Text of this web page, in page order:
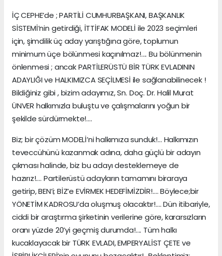
İÇ CEPHE’de ; PARTİLİ CUMHURBAŞKANI, BAŞKANLIK
SİSTEMİ’nin getirdiği, İTTİFAK MODELİ ile 2023 seçimleri
için, şimdilik üç aday yarıştığına göre, toplumun
minimum üçe bölünmesi kaçınılmaz!…. Bu bölünmenin
önlenmesi ; ancak PARTİLERÜSTÜ BİR TÜRK EVLADININ
ADAYLIĞI ve HALKIMIZCA SEÇİLMESİ ile sağlanabilinecek !
Bildiğiniz gibi , bizim adayımız, Sn. Doç. Dr. Halil Murat
ÜNVER halkımızla buluştu ve çalışmalarını yoğun bir
şekilde sürdürmekte!….
Biz; bir çözüm MODELİ’ni halkımıza sunduk!… Halkımızın
teveccühünü kazanmak adına, daha güçlü bir adayın
çıkması halinde, biz bu adayı desteklemeye de
hazırız!…. Partilerüstü adayların tamamını biraraya
getirip, BEN’i; BİZ’e EVİRMEK HEDEFİMİZDİR!…. Böylece;bir
YÖNETİM KADROSU’da oluşmuş olacaktır!…. Dün itibariyle,
ciddi bir araştırma şirketinin verilerine göre, kararsızların
oranı yüzde 20’yi geçmiş durumda!…. Tüm halkı
kucaklayacak bir TÜRK EVLADI, EMPERYALİST ÇETE ve